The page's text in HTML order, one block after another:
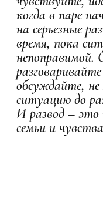
когда в паре
на серьезные
время, пока
непоправимой.
обсуждайте,
ситуацию до
И развод – это
семьи и